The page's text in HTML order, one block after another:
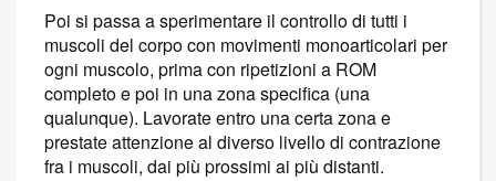
Poi si passa a sperimentare il controllo di tutti i
muscoli del corpo con movimenti monoarticolari per
ogni muscolo, prima con ripetizioni a ROM
completo e poi in una zona specifica (una
qualunque). Lavorate entro una certa zona e
prestate attenzione al diverso livello di contrazione
fra i muscoli, dai più prossimi ai più distanti.